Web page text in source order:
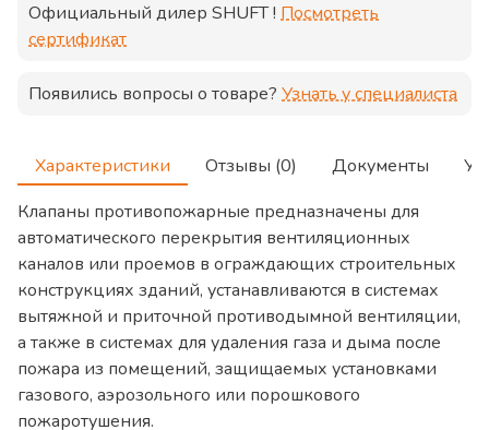
Официальный дилер SHUFT! Посмотреть
сертификат
Появились вопросы о товаре? Узнать у специалиста
Характеристики Отзывы (0) Документы
Клапаны противопожарные предназначены для
автоматического перекрытия вентиляционных
каналов или проемов в ограждающих строительных
конструкциях зданий, устанавливаются в системах
вытяжной и приточной противодымной вентиляции,
а также в системах для удаления газа и дыма после
пожара из помещений, защищаемых установками
газового, аэрозольного или порошкового
пожаротушения.